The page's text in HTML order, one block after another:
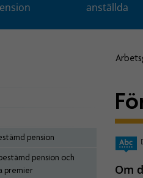
anställda
pension
pension och
premier
Om